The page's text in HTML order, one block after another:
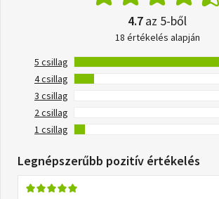
4.7az 5-ből
18 értékelés alapján
5 csillag
4 csillag
3 csillag
2 csillag
1 csillag
Legnépszerűbb pozitív értékelés